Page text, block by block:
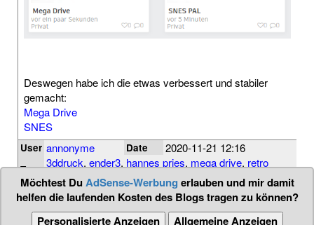
Deswegen habe ich die etwas verbessert und stabiler
gemacht:
Mega Drive
SNES
User annonyme Date 2020-11-21 12:16
Tags 3ddruck, ender3, hannes pries, mega drive, retro
gaming, snes
Möchtest DuAdSense-Werbung erlauben und mir damit
helfen die laufenden Kosten des Blogs tragen zu können?
Personalisierte Anzeigen
Allgemeine Anzeigen